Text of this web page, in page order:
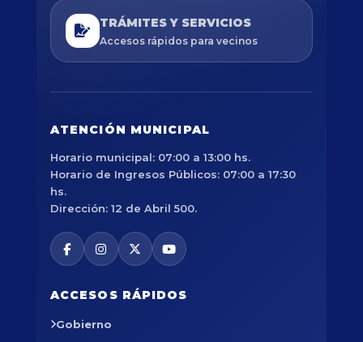
TRÁMITES Y SERVICIOS
Accesos rápidos para vecinos
ATENCIÓN MUNICIPAL
Horario municipal: 07:00 a 13:00 hs.
Horario de Ingresos Públicos: 07:00 a 17:30
hs.
Dirección: 12 de Abril 500.
ACCESOS RÁPIDOS
Gobierno